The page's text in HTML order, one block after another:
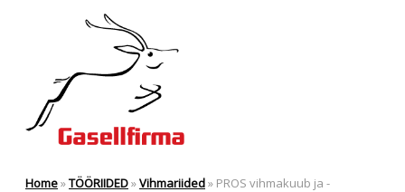
Home»TÖÖRIIDED»Vihmariided» PROS vihmakuub ja -